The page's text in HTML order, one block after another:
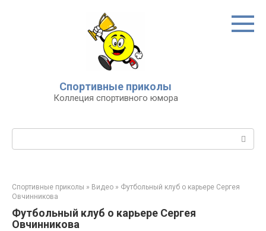
Спортивные приколы
Коллеция спортивного юмора
Спортивные приколы » Видео » Футбольный клуб о карьере Сергея
Овчинникова
Футбольный клуб о карьере Сергея
Овчинникова